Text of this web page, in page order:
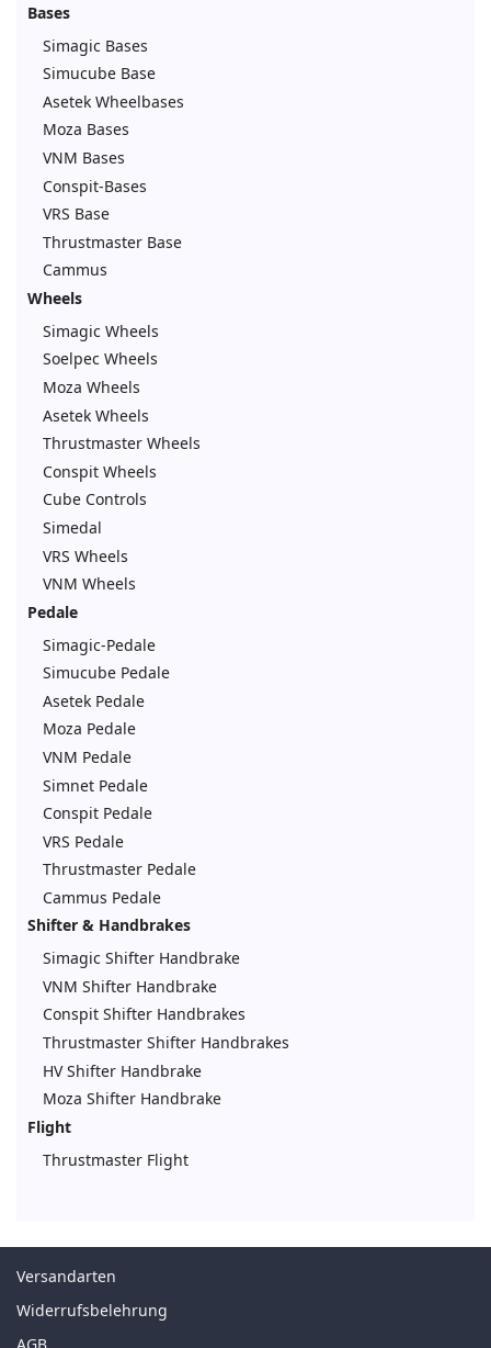
Bases
Simagic Bases
Simucube Base
Asetek Wheelbases
Moza Bases
VNM Bases
Conspit-Bases
VRS Base
Thrustmaster Base
Cammus
Wheels
Simagic Wheels
Soelpec Wheels
Moza Wheels
Asetek Wheels
Thrustmaster Wheels
Conspit Wheels
Cube Controls
Simedal
VRS Wheels
VNM Wheels
Pedale
Simagic-Pedale
Simucube Pedale
Asetek Pedale
Moza Pedale
VNM Pedale
Simnet Pedale
Conspit Pedale
VRS Pedale
Thrustmaster Pedale
Cammus Pedale
Shifter & Handbrakes
Simagic Shifter Handbrake
VNM Shifter Handbrake
Conspit Shifter Handbrakes
Thrustmaster Shifter Handbrakes
HV Shifter Handbrake
Moza Shifter Handbrake
Flight
Thrustmaster Flight
Versandarten
Widerrufsbelehrung